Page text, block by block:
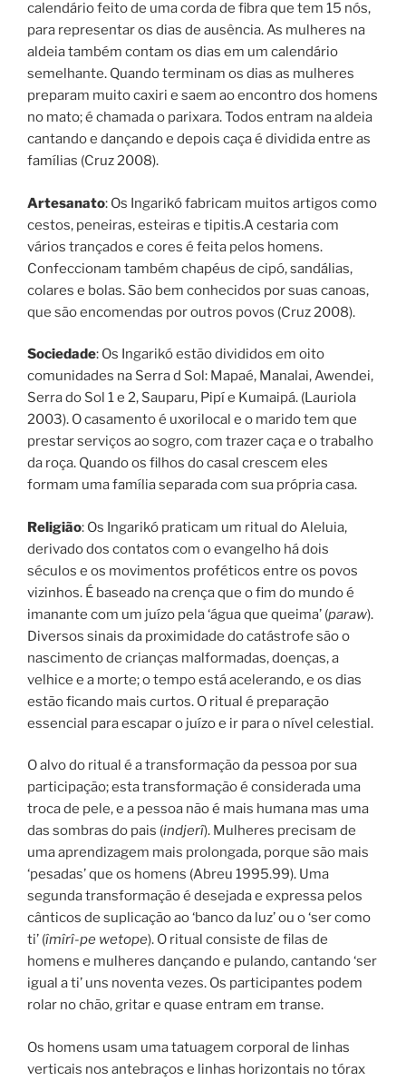
calendário feito de uma corda de fibra que tem 15 nós,
para representar os dias de ausência. As mulheres na
aldeia também contam os dias em um calendário
semelhante. Quando terminam os dias as mulheres
preparam muito caxiri e saem ao encontro dos homens
no mato; é chamada o parixara. Todos entram na aldeia
cantando e dançando e depois caça é dividida entre as
famílias (Cruz 2008).
Artesanato: Os Ingarikó fabricam muitos artigos como
cestos, peneiras, esteiras e tipitis.A cestaria com
vários trançados e cores é feita pelos homens.
Confeccionam também chapéus de cipó, sandálias,
colares e bolas. São bem conhecidos por suas canoas,
que são encomendas por outros povos (Cruz 2008).
Sociedade: Os Ingarikó estão divididos em oito
comunidades na Serra d Sol: Mapaé, Manalai, Awendei,
Serra do Sol 1 e 2, Sauparu, Pipí e Kumaipá. (Lauriola
2003). O casamento é uxorilocal e o marido tem que
prestar serviços ao sogro, com trazer caça e o trabalho
da roça. Quando os filhos do casal crescem eles
formam uma família separada com sua própria casa.
Religião: Os Ingarikó praticam um ritual do Aleluia,
derivado dos contatos com o evangelho há dois
séculos e os movimentos proféticos entre os povos
vizinhos. É baseado na crença que o fim do mundo é
imanante com um juízo pela ‘água que queima’ (paraw).
Diversos sinais da proximidade do catástrofe são o
nascimento de crianças malformadas, doenças, a
velhice e a morte; o tempo está acelerando, e os dias
estão ficando mais curtos. O ritual é preparação
essencial para escapar o juízo e ir para o nível celestial.
O alvo do ritual é a transformação da pessoa por sua
participação; esta transformação é considerada uma
troca de pele, e a pessoa não é mais humana mas uma
das sombras do pais (indjerî). Mulheres precisam de
uma aprendizagem mais prolongada, porque são mais
‘pesadas’ que os homens (Abreu 1995.99). Uma
segunda transformação é desejada e expressa pelos
cânticos de suplicação ao ‘banco da luz’ ou o ‘ser como
ti’ (îmîrî-pe wetope). O ritual consiste de filas de
homens e mulheres dançando e pulando, cantando ‘ser
igual a ti’ uns noventa vezes. Os participantes podem
rolar no chão, gritar e quase entram em transe.
Os homens usam uma tatuagem corporal de linhas
verticais nos antebraços e linhas horizontais no tórax